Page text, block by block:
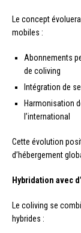
Le concept
mobiles :
Abonnements
de coliving
Intégration de
Harmonisation
l’international
Cette évolution
d’hébergement
Hybridation avec
Le coliving se
hybrides :